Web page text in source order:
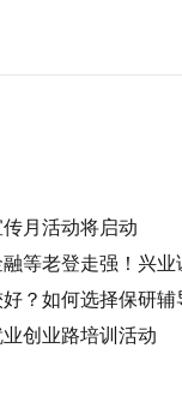
月活动将启动
等老登走强！兴
？如何选择保研辅
创业路培训活动